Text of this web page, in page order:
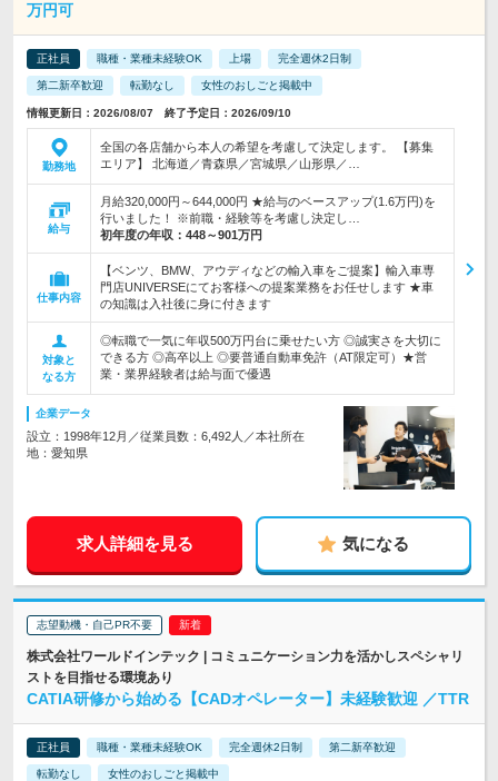
万円可
正社員 職種・業種未経験OK 上場 完全週休2日制
第二新卒歓迎 転勤なし 女性のおしごと掲載中
情報更新日：2026/08/07 終了予定日：2026/09/10
勤務地
全国の各店舗から本人の希望を考慮して決定します。 【募集
エリア】 北海道／青森県／宮城県／山形県／…
給与
月給320,000円～644,000円 ★給与のベースアップ(1.6万円)を
行いました！ ※前職・経験等を考慮し決定し…
初年度の年収： 448～901万円
仕事内容
【ベンツ、BMW、アウディなどの輸入車をご提案】輸入車専
門店UNIVERSEにてお客様への提案業務をお任せします ★車
の知識は入社後に身に付きます
対象と
なる方
◎転職で一気に年収500万円台に乗せたい方 ◎誠実さを大切に
できる方 ◎高卒以上 ◎要普通自動車免許（AT限定可）★営
業・業界経験者は給与面で優遇
企業データ
設立：1998年12月／従業員数：6,492人／本社所在
地：愛知県
求人詳細を見る 気になる
志望動機・自己PR不要
株式会社ワールドインテック | コミュニケーション力を活かしスペシャリ
ストを目指せる環境あり
CATIA研修から始める【CADオペレーター】未経験歓迎 ／TTR
正社員 職種・業種未経験OK 完全週休2日制 第二新卒歓迎
転勤なし 女性のおしごと掲載中